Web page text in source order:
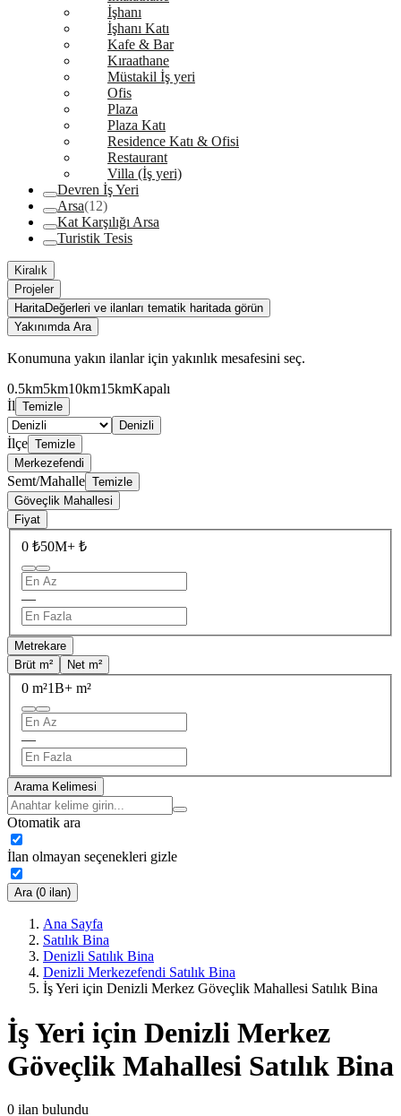
İşhanı
İşhanı Katı
Kafe & Bar
Kıraathane
Müstakil İş yeri
Ofis
Plaza
Plaza Katı
Residence Katı & Ofisi
Restaurant
Villa (İş yeri)
Devren İş Yeri
Arsa(12)
Kat Karşılığı Arsa
Turistik Tesis
Kiralık
Projeler
HaritaDeğerleri ve ilanları tematik haritada görün
Yakınımda Ara
Konumuna yakın ilanlar için yakınlık mesafesini seç.
0.5km5km10km15kmKapalı
İl Temizle
Denizli
İlçe Temizle
Merkezefendi
Semt/Mahalle Temizle
Göveçlik Mahallesi
Fiyat
0 ₺50M+ ₺
—
Metrekare
Brüt m²
Net m²
0 m²1B+ m²
—
Arama Kelimesi
Otomatik ara
İlan olmayan seçenekleri gizle
Ara (0 ilan)
Ana Sayfa
Satılık Bina
Denizli Satılık Bina
Denizli Merkezefendi Satılık Bina
İş Yeri için Denizli Merkez Göveçlik Mahallesi Satılık Bina
İş Yeri için Denizli Merkez
Göveçlik Mahallesi Satılık Bina
0 ilan bulundu